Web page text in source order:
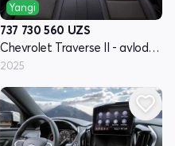
Yangi
737 730 560 UZS
Chevrolet Traverse II - avlod restyling
2025